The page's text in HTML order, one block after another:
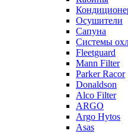
Осушители
Сапуна
Системы
Fleetguard
Mann Filter
Parker Racor
Donaldson
Alco Filter
ARGO
Argo Hytos
Asas